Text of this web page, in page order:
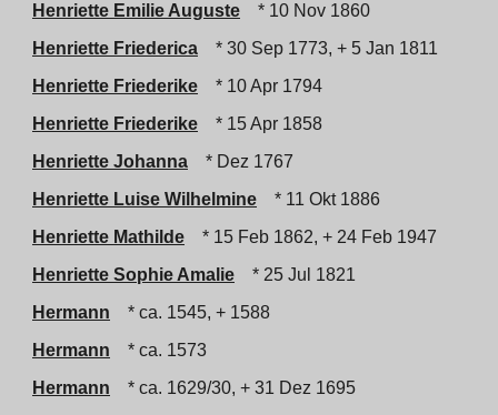
Henriette Emilie Auguste
* 10 Nov 1860
Henriette Friederica
* 30 Sep 1773, + 5 Jan 1811
Henriette Friederike
* 10 Apr 1794
Henriette Friederike
* 15 Apr 1858
Henriette Johanna
* Dez 1767
Henriette Luise Wilhelmine
* 11 Okt 1886
Henriette Mathilde
* 15 Feb 1862, + 24 Feb 1947
Henriette Sophie Amalie
* 25 Jul 1821
Hermann
* ca. 1545, + 1588
Hermann
* ca. 1573
Hermann
* ca. 1629/30, + 31 Dez 1695